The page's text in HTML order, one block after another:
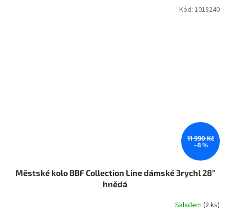
11 990 Kč
–8 %
Městské kolo BBF Collection Line dámské 3rychl 28"
hnědá
Skladem (2 ks)
Kód: 1018240